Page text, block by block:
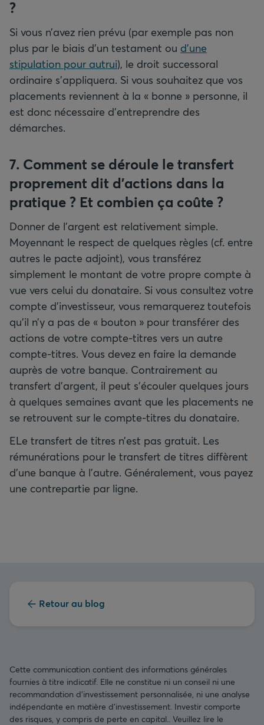
?
Si vous n’avez rien prévu (par exemple pas non
plus par le biais d’un testament ou d’une
stipulation pour autrui), le droit successoral
ordinaire s’appliquera. Si vous souhaitez que vos
placements reviennent à la « bonne » personne, il
est donc nécessaire d’entreprendre des
démarches.
7. Comment se déroule le transfert
proprement dit d’actions dans la
pratique ? Et combien ça coûte ?
Donner de l’argent est relativement simple.
Moyennant le respect de quelques règles (cf. entre
autres le pacte adjoint), vous transférez
simplement le montant de votre propre compte à
vue vers celui du donataire. Si vous consultez votre
compte d’investisseur, vous remarquerez toutefois
qu’il n’y a pas de « bouton » pour transférer des
actions de votre compte-titres vers un autre
compte-titres. Vous devez en faire la demande
auprès de votre banque. Contrairement au
transfert d’argent, il peut s’écouler quelques jours
à quelques semaines avant que les placements ne
se retrouvent sur le compte-titres du donataire.
ELe transfert de titres n’est pas gratuit. Les
rémunérations pour le transfert de titres diffèrent
d’une banque à l’autre. Généralement, vous payez
une contrepartie par ligne.
Retour au blog
Cette communication contient des informations générales
fournies à titre indicatif. Elle ne constitue ni un conseil ni une
recommandation d’investissement personnalisée, ni une analyse
indépendante en matière d’investissement. Investir comporte
des risques, y compris de perte en capital.. Veuillez lire le